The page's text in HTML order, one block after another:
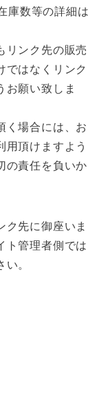
庫数等の詳細は
リンク先の販売
ではなくリンク
お願い致しま
く場合には、お
用頂けますよう
の責任を負いか
ク先に御座いま
ト管理者側では
。